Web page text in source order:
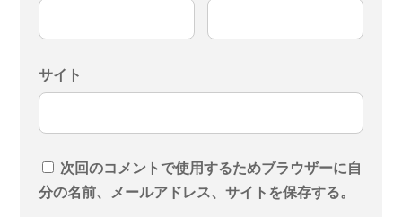
サイト
次回のコメントで使用するためブラウザーに自
分の名前、メールアドレス、サイトを保存する。